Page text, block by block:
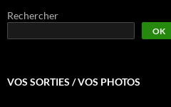
Rechercher
OK
VOS SORTIES / VOS PHOTOS